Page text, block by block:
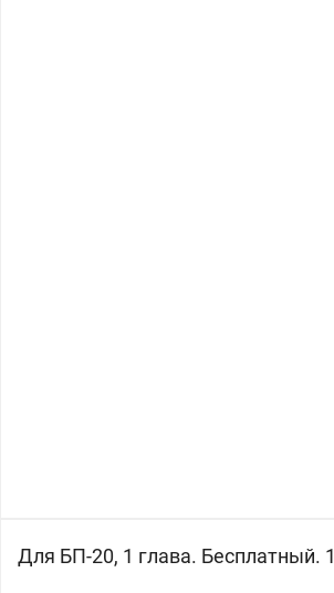
Для БП-20, 1 глава. Бесплатный.